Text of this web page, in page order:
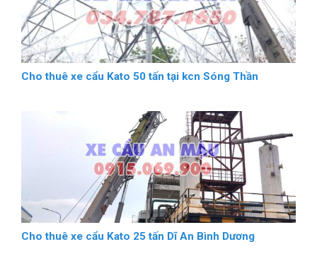
Cho thuê xe cẩu Kato 50 tấn tại kcn Sóng Thần
Cho thuê xe cẩu Kato 25 tấn Dĩ An Bình Dương